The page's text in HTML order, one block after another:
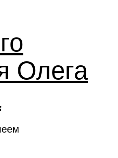
Олега